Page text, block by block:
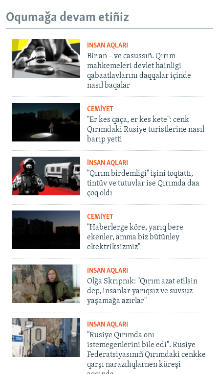
Oqumağa devam etiñiz
İNSAN AQLARI
Bir an – ve casussıñ. Qırım
mahkemeleri devlet hainligi
qabaatlavlarını daqqalar içinde
nasıl baqalar
CEMİYET
"Er kes qaça, er kes kete": cenk
Qırımdaki Rusiye turistlerine nasıl
barıp yetti
İNSAN AQLARI
"Qırım birdemligi" işini toqtattı,
tintüv ve tutuvlar ise Qırımda daa
çoq oldı
CEMİYET
"Haberlerge köre, yarıq bere
ekenler, amma biz bütünley
ekektriksizmiz"
İNSAN AQLARI
Olğa Skrıpnık: "Qırım azat etilsin
dep, insanlar yarıqsız ve suvsuz
yaşamağa azırlar"
İNSAN AQLARI
"Rusiye Qırımda onı
istemegenlerini bile edi". Rusiye
Federatsiyasınıñ Qırımdaki cenkke
qarşı narazılıqlarnen küreşi